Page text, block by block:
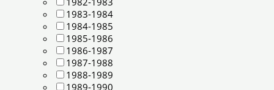
1983-1984
1984-1985
1985-1986
1986-1987
1987-1988
1988-1989
1989-1990